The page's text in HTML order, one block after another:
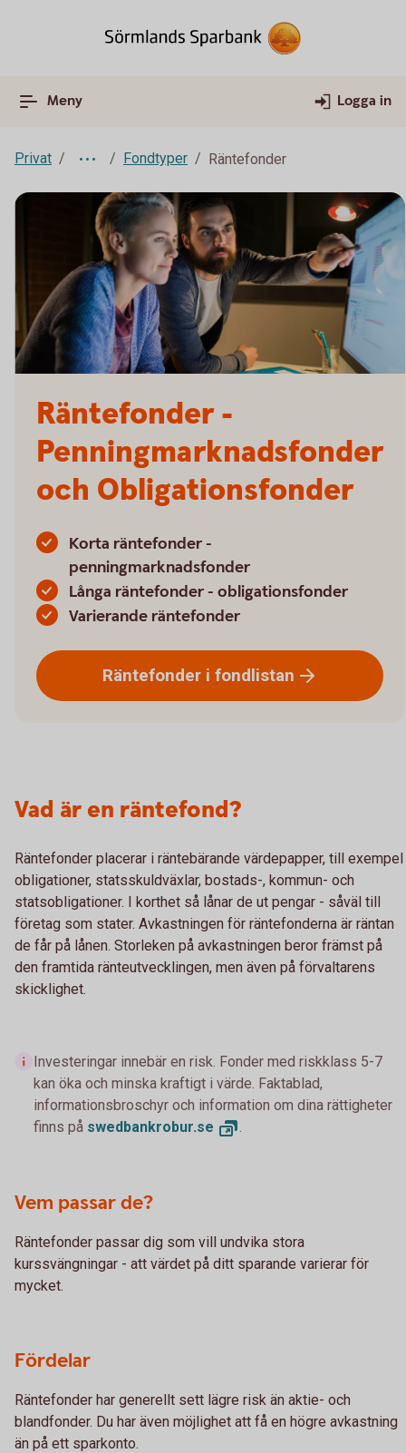
Meny Logga in
Privat Fondtyper Räntefonder
Räntefonder -
Penningmarknadsfonder
och Obligationsfonder
Korta räntefonder -
penningmarknadsfonder
Långa räntefonder - obligationsfonder
Varierande räntefonder
Räntefonder i fondlistan
Vad är en räntefond?
Räntefonder placerar i räntebärande värdepapper, till exempel
obligationer, statsskuldväxlar, bostads-, kommun- och
statsobligationer. I korthet så lånar de ut pengar - såväl till
företag som stater. Avkastningen för räntefonderna är räntan
de får på lånen. Storleken på avkastningen beror främst på
den framtida ränteutvecklingen, men även på förvaltarens
skicklighet.
Investeringar innebär en risk. Fonder med riskklass 5-7
kan öka och minska kraftigt i värde. Faktablad,
informationsbroschyr och information om dina rättigheter
finns på swedbankrobur.se .
Vem passar de?
Räntefonder passar dig som vill undvika stora
kurssvängningar - att värdet på ditt sparande varierar för
mycket.
Fördelar
Räntefonder har generellt sett lägre risk än aktie- och
blandfonder. Du har även möjlighet att få en högre avkastning
än på ett sparkonto.